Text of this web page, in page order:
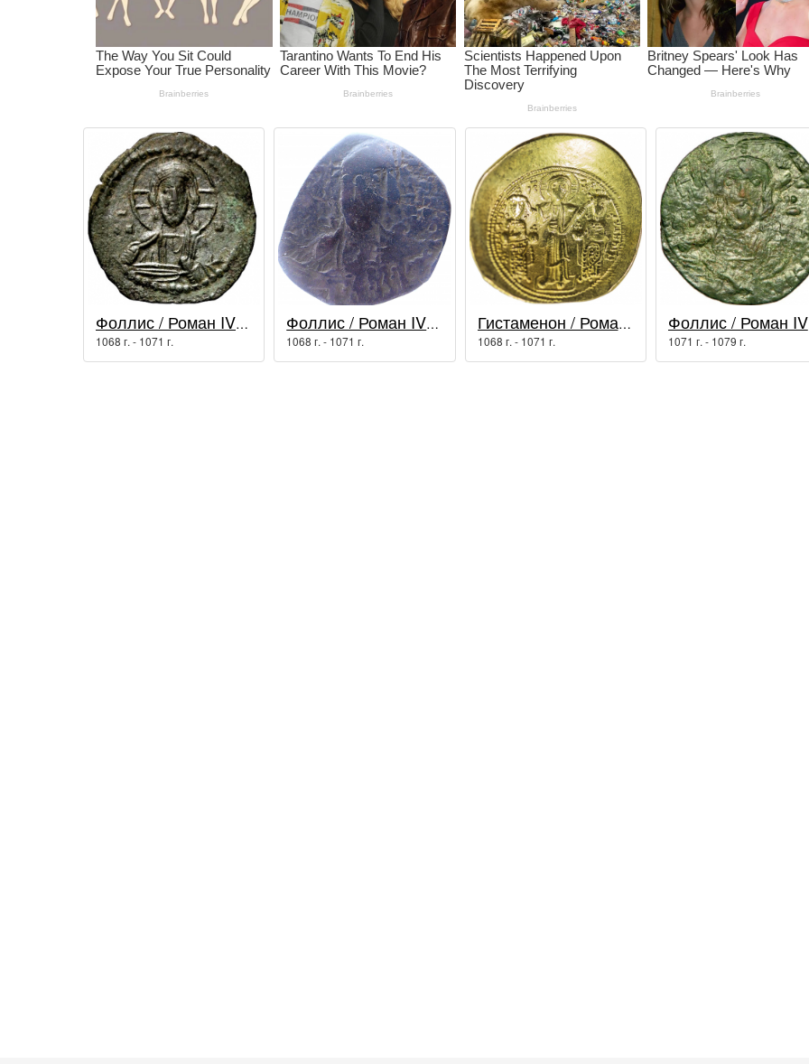
Фоллис / Роман IV Диоген
1068 г. - 1071 г.
Фоллис / Роман IV Диоген
1068 г. - 1071 г.
Гистаменон / Роман IV Диоген
1068 г. - 1071 г. 1071 г. - 1079 г.